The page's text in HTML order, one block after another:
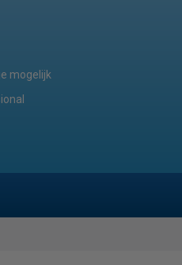
mogelijk